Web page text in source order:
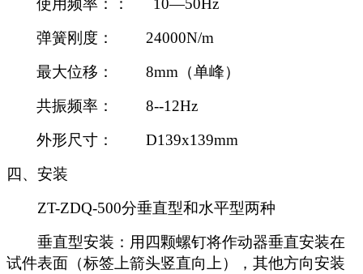
使用频率：： 10—50Hz
弹簧刚度： 24000N/m
最大位移： 8mm（单峰）
共振频率： 8--12Hz
外形尺寸： D139x139mm
四、安装
ZT-ZDQ-500分垂直型和水平型两种
垂直型安装：用四颗螺钉将作动器垂直安装在
试件表面（标签上箭头竖直向上），其他方向安装